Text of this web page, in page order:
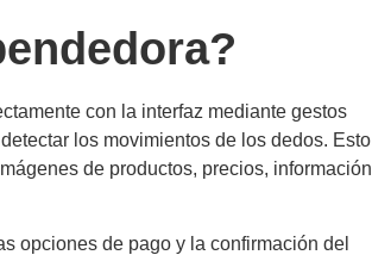
con la interfaz mediante gestos
los movimientos de los dedos. Esto
de productos, precios, información
opciones de pago y la confirmación del